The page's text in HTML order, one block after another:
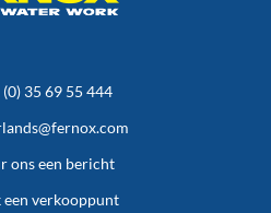
35 69 55 444
ons een bericht
een verkooppunt